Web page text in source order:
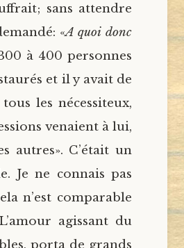
sans attendre
«A quoi donc
à 400 personnes
et il y avait de
les nécessiteux,
venaient à lui,
autres». C’était un
Je ne connais pas
n’est comparable
agissant du
porta de grands